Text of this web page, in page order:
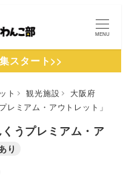
MENU
スタート>>
ト 観光施設
大阪府
レミアム・アウトレット」
くうプレミアム・ア
り